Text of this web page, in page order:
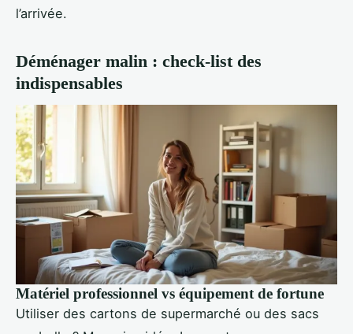
l’arrivée.
Déménager malin : check-list des
indispensables
Matériel professionnel vs équipement de fortune
Utiliser des cartons de supermarché ou des sacs